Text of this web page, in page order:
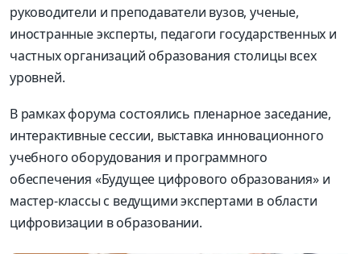
руководители и преподаватели вузов, ученые,
иностранные эксперты, педагоги государственных и
частных организаций образования столицы всех
уровней.
В рамках форума состоялись пленарное заседание,
интерактивные сессии, выставка инновационного
учебного оборудования и программного
обеспечения «Будущее цифрового образования» и
мастер-классы с ведущими экспертами в области
цифровизации в образовании.